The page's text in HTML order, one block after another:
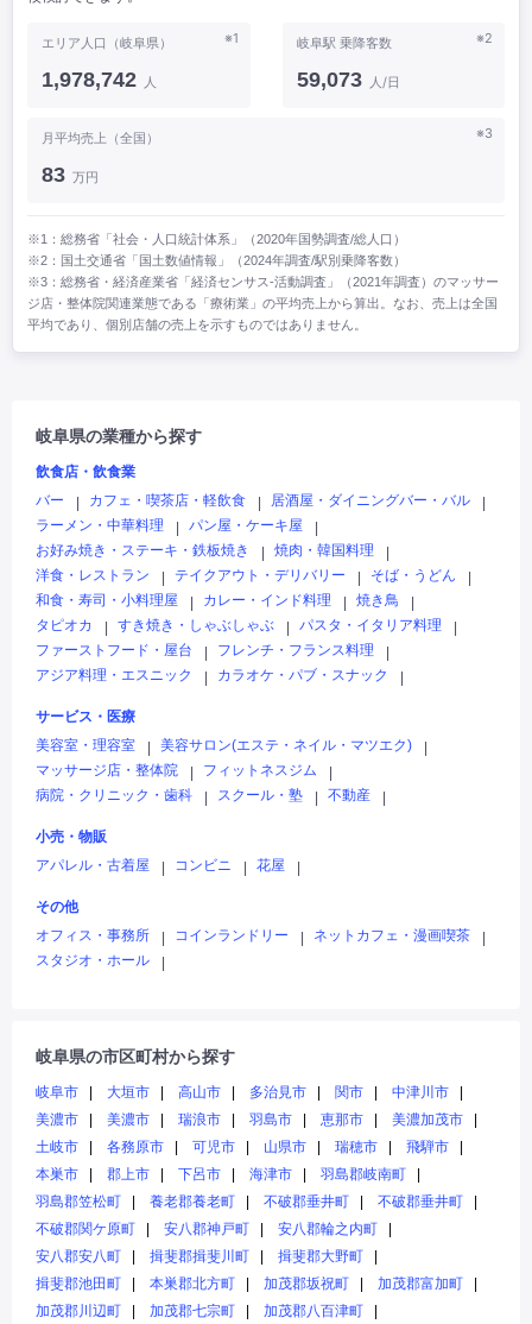
※1
エリア人口（岐阜県）
1,978,742 人
※2
岐阜駅 乗降客数
59,073 人/日
※3
月平均売上（全国）
83 万円
※1：総務省「社会・人口統計体系」（2020年国勢調査/総人口）
※2：国土交通省「国土数値情報」（2024年調査/駅別乗降客数）
※3：総務省・経済産業省「経済センサス‐活動調査」（2021年調査）のマッサー
ジ店・整体院関連業態である「療術業」の平均売上から算出。なお、売上は全国
平均であり、個別店舗の売上を示すものではありません。
岐阜県の業種から探す
飲食店・飲食業
バー
カフェ・喫茶店・軽飲食 居酒屋・ダイニングバー・バル
ラーメン・中華料理
パン屋・ケーキ屋
お好み焼き・ステーキ・鉄板焼き
焼肉・韓国料理
洋食・レストラン
テイクアウト・デリバリー そば・うどん
和食・寿司・小料理屋
カレー・インド料理 焼き鳥
タピオカ
すき焼き・しゃぶしゃぶ パスタ・イタリア料理
ファーストフード・屋台
フレンチ・フランス料理
アジア料理・エスニック
カラオケ・パブ・スナック
サービス・医療
美容室・理容室
美容サロン(エステ・ネイル・マツエク)
マッサージ店・整体院
フィットネスジム
病院・クリニック・歯科
スクール・塾 不動産
小売・物販
アパレル・古着屋
コンビニ 花屋
その他
オフィス・事務所
コインランドリー ネットカフェ・漫画喫茶
スタジオ・ホール
岐阜県の市区町村から探す
岐阜市 大垣市 高山市 多治見市 関市
中津川市
美濃市
美濃市 瑞浪市 羽島市 恵那市
美濃加茂市
土岐市
各務原市 可児市 山県市 瑞穂市
飛騨市
本巣市
郡上市 下呂市 海津市
羽島郡岐南町
羽島郡笠松町
養老郡養老町 不破郡垂井町
不破郡垂井町
不破郡関ケ原町
安八郡神戸町
安八郡輪之内町
安八郡安八町
揖斐郡揖斐川町
揖斐郡大野町
揖斐郡池田町
本巣郡北方町 加茂郡坂祝町
加茂郡富加町
加茂郡川辺町
加茂郡七宗町
加茂郡八百津町